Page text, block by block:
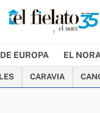
EUROPA EL
CARAVIA